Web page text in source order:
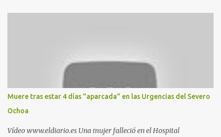
estadio municipal de Butarque) y caminos entre el estadio y Plaza
Nueva. Otro lugar: Escombrera de Polvoranca, entre Leganés y
Móstoles También en el parque de la Hispanidad, situado frente a
la Policía Local de Leganés de la calle Chile, 1, y junto al
cementerio de Butarque". Más información
Muere tras estar 4 días "aparcada" en las Urgencias del Severo
Ochoa
Vídeo www.eldiario.es Una mujer falleció en el Hospital